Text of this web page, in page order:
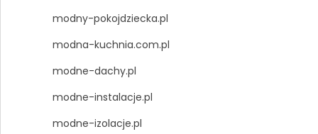
modny-pokojdziecka.pl
modna-kuchnia.com.pl
modne-dachy.pl
modne-instalacje.pl
modne-izolacje.pl